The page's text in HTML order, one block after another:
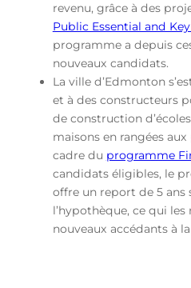
revenu, grâce à des
Public Essential and
programme a depuis
nouveaux candidats.
La ville d’Edmonton
et à des constructeurs
de construction
maisons en rangées
cadre du programme
candidats éligibles, le
offre un report de 5 ans
l’hypothèque, ce qui
nouveaux accédants à